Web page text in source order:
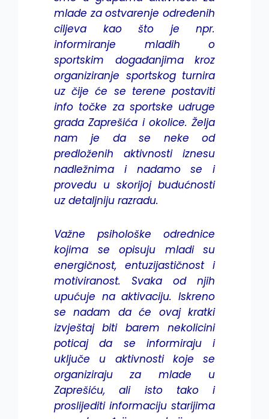
mlade za ostvarenje određenih
ciljeva kao što je npr.
informiranje mladih o
sportskim događanjima kroz
organiziranje sportskog turnira
uz čije će se terene postaviti
info točke za sportske udruge
grada Zaprešića i okolice. Želja
nam je da se neke od
predloženih aktivnosti iznesu
nadležnima i nadamo se i
provedu u skorijoj budućnosti
uz detaljniju razradu.
Važne psihološke odrednice
kojima se opisuju mladi su
energičnost, entuzijastičnost i
motiviranost. Svaka od njih
upućuje na aktivaciju. Iskreno
se nadam da će ovaj kratki
izvještaj biti barem nekolicini
poticaj da se informiraju i
uključe u aktivnosti koje se
organiziraju za mlade u
Zaprešiću, ali isto tako i
proslijediti informaciju starijima